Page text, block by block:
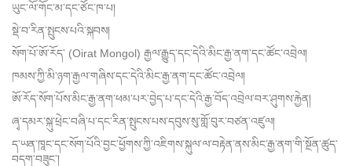
ཡུང་ལོ་གོང་མ་དང་ཙོང་ཁ་པ།
སྡེ་བ་རིན་སྤུངས་པའི་སྐབས།
སོག་པོ་ཨོ་རོད་ (Oirat Mongol) རྒྱལ་རྒྱུད་དང་དེའི་མིང་རྒྱ་ནག་དང་ཚོང་འབྲེལ།
ཁམས་ཀྱི་མི་ཉག་རྒྱལ་གཞིས་དང་དེའི་མིང་རྒྱ་ནག་དང་ཚོང་འབྲེལ།
ཨོ་རོད་སོག་པོས་མིང་རྒྱ་ནག་ཕམ་པར་བྱེད་པ་དང་དེའི་རྒྱ་བོད་འབྲེལ་བར་ཤུགས་རྐྱེན།
ཞྭ་དམར་སྐུ་ཕྲེང་བཞི་པ་དང་རིན་སྤུངས་པས་དབུས་སུ་གློ་བུར་བཙན་འཛུལ།
ད་ཡན་ཁཱང་དང་སོག་པོའི་བྱང་ཕྱོགས་ཀྱི་འཇིགས་སྐུལ་ལ་བརྟེན་ནས་མིང་རྒྱ་ནག་གི་སྔོན་ཚུད་
བདག་བཟུང་།